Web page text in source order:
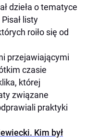
dzieła o tematyce
listy
roiło się od
przejawiającymi
czasie
której
związane
praktyki
Kim był